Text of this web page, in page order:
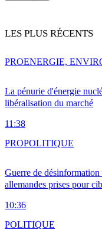
LES PLUS RÉCENTS
La pénurie d'énergie
libéralisation du marché
11:38
PROENERGIE,
Guerre de
allemandes prises pour
10:36
PROPOLITIQUE
POLITIQUE